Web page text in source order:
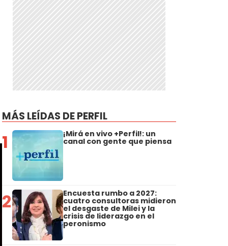
MÁS LEÍDAS DE PERFIL
1 ¡Mirá en vivo +Perfil!: un
canal con gente que piensa
2 Encuesta rumbo a 2027:
cuatro consultoras midieron
el desgaste de Milei y la
crisis de liderazgo en el
peronismo